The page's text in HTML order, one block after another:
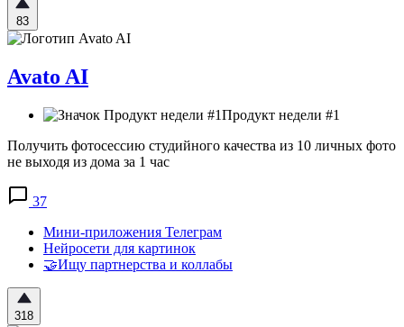
83
Avato AI
Продукт недели #1
Получить фотосессию студийного качества из 10 личных фото
не выходя из дома за 1 час
37
Мини-приложения Телеграм
Нейросети для картинок
🤝Ищу партнерства и коллабы
318